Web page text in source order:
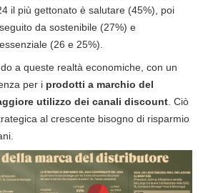
il più gettonato è salutare (45%), poi
da sostenibile (27%) e
(26 e 25%).
a queste realtà economiche, con un
per i prodotti a marchio del
utilizzo dei canali discount . Ciò
al crescente bisogno di risparmio